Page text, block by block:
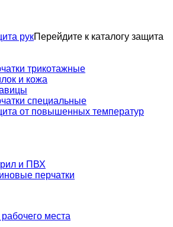
рукПерейдите к каталогу защита
трикотажные
и кожа
специальные
от повышенных температур
и ПВХ
перчатки
места